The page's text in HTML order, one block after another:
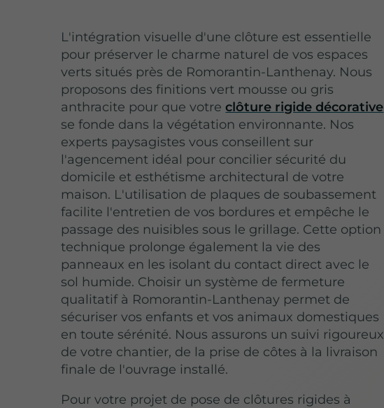
L'intégration visuelle d'une clôture est essentielle
pour préserver le charme naturel de vos espaces
verts situés près de Romorantin-Lanthenay. Nous
proposons des finitions vert mousse ou gris
anthracite pour que votreclôture rigide décorative
se fonde dans la végétation environnante. Nos
experts paysagistes vous conseillent sur
l'agencement idéal pour concilier sécurité du
domicile et esthétisme architectural de votre
maison. L'utilisation de plaques de soubassement
facilite l'entretien de vos bordures et empêche le
passage des nuisibles sous le grillage. Cette option
technique prolonge également la vie des
panneaux en les isolant du contact direct avec le
sol humide. Choisir un système de fermeture
qualitatif à Romorantin-Lanthenay permet de
sécuriser vos enfants et vos animaux domestiques
en toute sérénité. Nous assurons un suivi rigoureux
de votre chantier, de la prise de côtes à la livraison
finale de l'ouvrage installé.
Pour votre projet de pose de clôtures rigides à